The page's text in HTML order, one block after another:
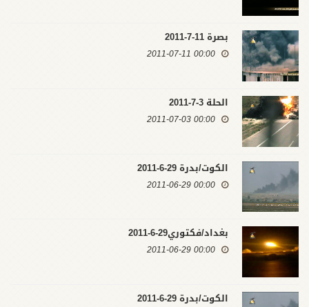
بصرة 11-7-2011
00:00 2011-07-11
الحلة 3-7-2011
00:00 2011-07-03
الكوت/بدرة 29-6-2011
00:00 2011-06-29
بغداد/فكتوري29-6-2011
00:00 2011-06-29
الكوت/بدرة 29-6-2011